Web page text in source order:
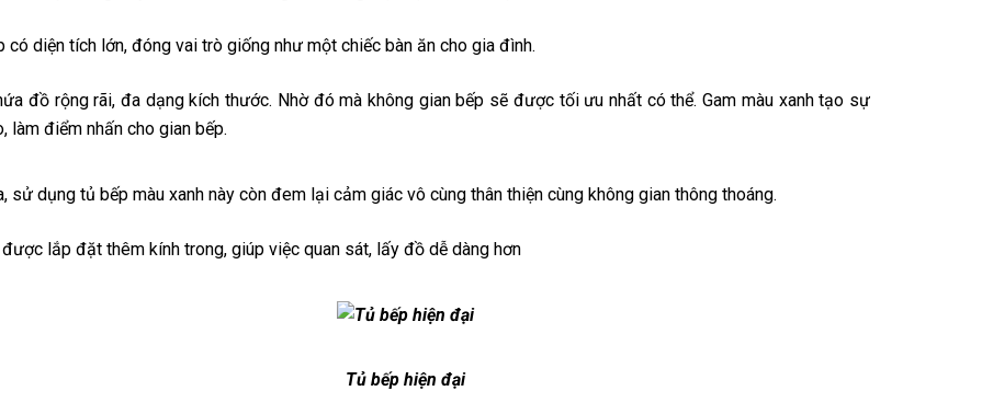
có diện tích lớn, đóng vai trò giống như một chiếc bàn ăn cho gia đình.
đồ rộng rãi, đa dạng kích thước. Nhờ đó mà không gian bếp sẽ được tối ưu nhất có thể. Gam màu xanh tạo sự
làm điểm nhấn cho gian bếp.
sử dụng tủ bếp màu xanh này còn đem lại cảm giác vô cùng thân thiện cùng không gian thông thoáng.
được lắp đặt thêm kính trong, giúp việc quan sát, lấy đồ dễ dàng hơn
Tủ bếp hiện đại